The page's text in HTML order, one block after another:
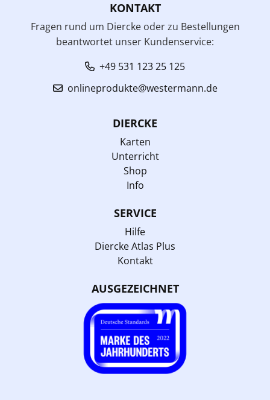
KONTAKT
Fragen rund um Diercke oder zu Bestellungen
beantwortet unser Kundenservice:
+49 531 123 25 125
onlineprodukte@westermann.de
DIERCKE
Karten
Unterricht
Shop
Info
SERVICE
Hilfe
Diercke Atlas Plus
Kontakt
AUSGEZEICHNET